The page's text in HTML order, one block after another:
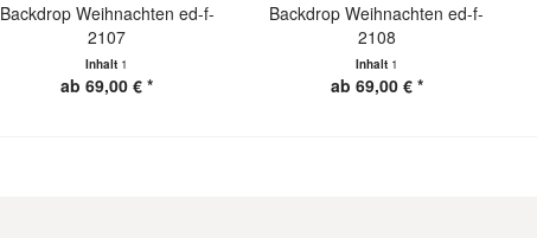
Backdrop Weihnachten ed-f-
2107
Inhalt 1
ab 69,00 € *
Backdrop Weihnachten ed-f-
2108
Inhalt 1
ab 69,00 € *